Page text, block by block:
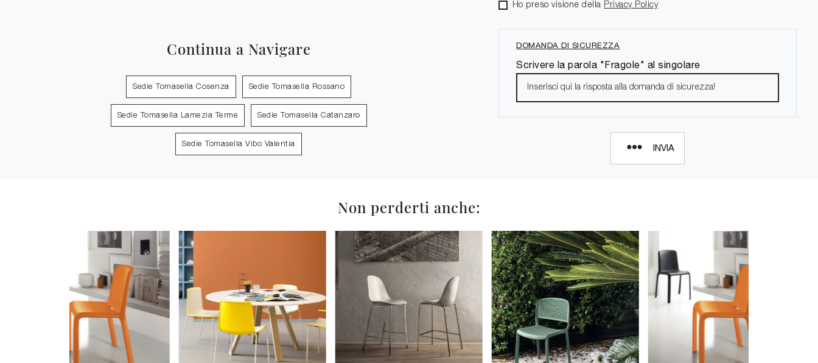
Continua a Navigare
Sedie Tomasella Cosenza Sedie Tomasella Rossano
Sedie Tomasella Lamezia Terme Sedie Tomasella Catanzaro
Sedie Tomasella Vibo Valentia
Ho preso visione della Privacy Policy
DOMANDA DI SICUREZZA
Scrivere la parola "Fragole" al singolare
INVIA
Non perderti anche: